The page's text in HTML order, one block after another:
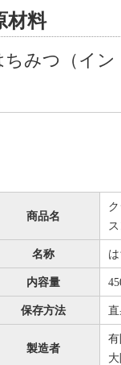
ちみつ（イン
商品名
名称
内容量
保存方法
製造者